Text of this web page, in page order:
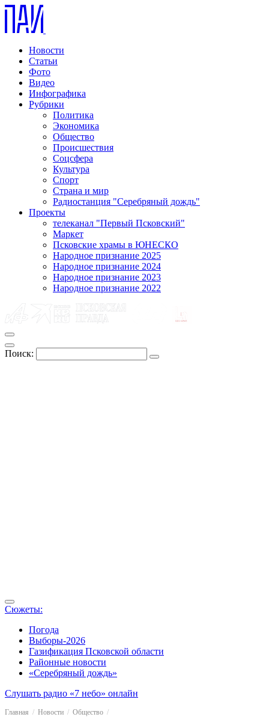
Новости
Статьи
Фото
Видео
Инфографика
Рубрики
Политика
Экономика
Общество
Происшествия
Соцсфера
Культура
Спорт
Страна и мир
Радиостанция "Серебряный дождь"
Проекты
телеканал "Первый Псковский"
Маркет
Псковские храмы в ЮНЕСКО
Народное признание 2025
Народное признание 2024
Народное признание 2023
Народное признание 2022
Поиск:
Сюжеты:
Погода
Выборы-2026
Газификация Псковской области
Районные новости
«Серебряный дождь»
Слушать радио «7 небо» онлайн
Главная Новости
Общество